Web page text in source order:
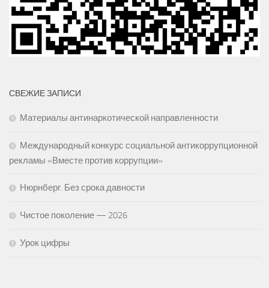
СВЕЖИЕ ЗАПИСИ
Материалы антинаркотической направленности
Международный конкурс социальной антикоррупционной
рекламы «Вместе против коррупции»
Нюрнберг. Без срока давности
Чистое поколение — 2026
Урок цифры